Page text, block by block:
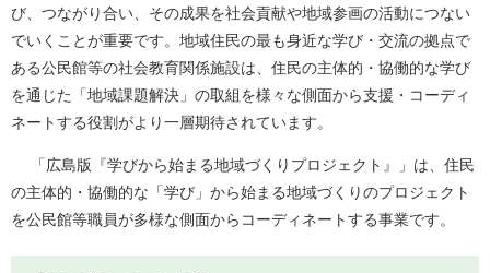
び、つながり合い、その成果を社会貢献や地域参画の活動につない
でいくことが重要です。地域住民の最も身近な学び・交流の拠点で
ある公民館等の社会教育関係施設は、住民の主体的・協働的な学び
を通じた「地域課題解決」の取組を様々な側面から支援・コーディ
ネートする役割がより一層期待されています。
「広島版『学びから始まる地域づくりプロジェクト』」は、住民
の主体的・協働的な「学び」から始まる地域づくりのプロジェクト
を公民館等職員が多様な側面からコーディネートする事業です。